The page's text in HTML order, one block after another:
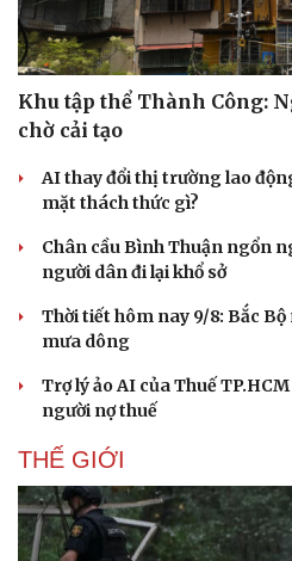
Tư vấn
Săn Tour
check-in
Khu tập thể Thành Công:
chờ cải tạo
AI thay đổi thị trường lao
mặt thách thức gì?
Chân cầu Bình Thuận ngổn
người dân đi lại khổ sở
Thời tiết hôm nay 9/8: Bắc
mưa dông
Trợ lý ảo AI của Thuế
người nợ thuế
THẾ GIỚI